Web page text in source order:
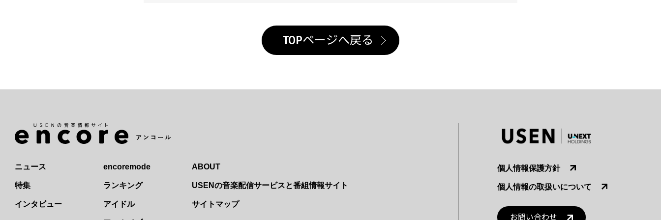
TOPページへ戻る
ニュース
特集
インタビュー
encoremode
ランキング
アイドル
ABOUT
USENの音楽配信サービスと番組情報サイト
サイトマップ
個人情報保護方針
個人情報の取扱いについて
お問い合わせ